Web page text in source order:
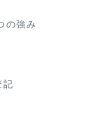
の強み
記